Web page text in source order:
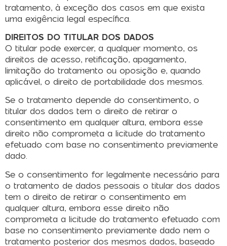
tratamento, à exceção dos casos em que exista
uma exigência legal específica.
DIREITOS DO TITULAR DOS DADOS
O titular pode exercer, a qualquer momento, os
direitos de acesso, retificação, apagamento,
limitação do tratamento ou oposição e, quando
aplicável, o direito de portabilidade dos mesmos.
Se o tratamento depende do consentimento, o
titular dos dados tem o direito de retirar o
consentimento em qualquer altura, embora esse
direito não comprometa a licitude do tratamento
efetuado com base no consentimento previamente
dado.
Se o consentimento for legalmente necessário para
o tratamento de dados pessoais o titular dos dados
tem o direito de retirar o consentimento em
qualquer altura, embora esse direito não
comprometa a licitude do tratamento efetuado com
base no consentimento previamente dado nem o
tratamento posterior dos mesmos dados, baseado